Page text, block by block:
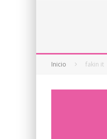
Inicio fakin it